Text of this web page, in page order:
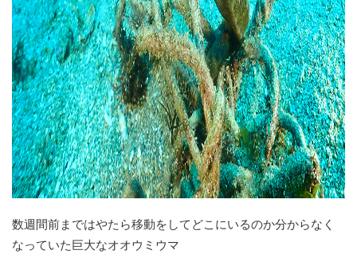
数週間前まではやたら移動をしてどこにいるのか分からなく
なっていた巨大なオオウミウマ